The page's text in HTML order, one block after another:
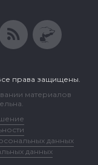
права защищены.
материалов
данных
данных